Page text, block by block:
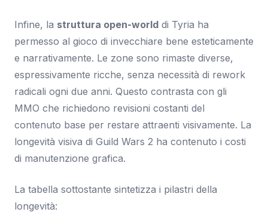
Infine, la struttura open-world di Tyria ha
permesso al gioco di invecchiare bene esteticamente
e narrativamente. Le zone sono rimaste diverse,
espressivamente ricche, senza necessità di rework
radicali ogni due anni. Questo contrasta con gli
MMO che richiedono revisioni costanti del
contenuto base per restare attraenti visivamente. La
longevità visiva di Guild Wars 2 ha contenuto i costi
di manutenzione grafica.
La tabella sottostante sintetizza i pilastri della
longevità: